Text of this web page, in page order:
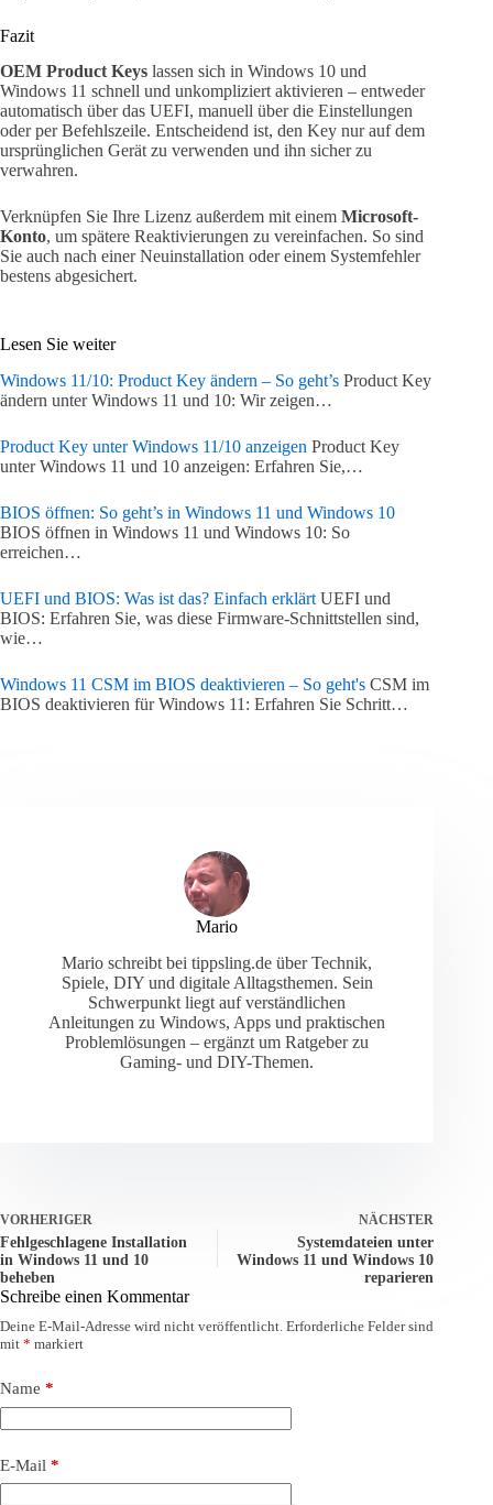
Fazit
OEM Product Keys lassen sich in Windows 10 und
Windows 11 schnell und unkompliziert aktivieren – entweder
automatisch über das UEFI, manuell über die Einstellungen
oder per Befehlszeile. Entscheidend ist, den Key nur auf dem
ursprünglichen Gerät zu verwenden und ihn sicher zu
verwahren.
Verknüpfen Sie Ihre Lizenz außerdem mit einem Microsoft-
Konto, um spätere Reaktivierungen zu vereinfachen. So sind
Sie auch nach einer Neuinstallation oder einem Systemfehler
bestens abgesichert.
Lesen Sie weiter
Windows 11/10: Product Key ändern – So geht’s Product Key
ändern unter Windows 11 und 10: Wir zeigen…
Product Key unter Windows 11/10 anzeigen Product Key
unter Windows 11 und 10 anzeigen: Erfahren Sie,…
BIOS öffnen: So geht’s in Windows 11 und Windows 10
BIOS öffnen in Windows 11 und Windows 10: So
erreichen…
UEFI und BIOS: Was ist das? Einfach erklärt UEFI und
BIOS: Erfahren Sie, was diese Firmware-Schnittstellen sind,
wie…
Windows 11 CSM im BIOS deaktivieren – So geht's CSM im
BIOS deaktivieren für Windows 11: Erfahren Sie Schritt…
Mario
Mario schreibt bei tippsling.de über Technik,
Spiele, DIY und digitale Alltagsthemen. Sein
Schwerpunkt liegt auf verständlichen
Anleitungen zu Windows, Apps und praktischen
Problemlösungen – ergänzt um Ratgeber zu
Gaming- und DIY-Themen.
VORHERIGER
Fehlgeschlagene Installation
in Windows 11 und 10
beheben
NÄCHSTER
Systemdateien unter
Windows 11 und Windows 10
reparieren
Schreibe einen Kommentar
Deine E-Mail-Adresse wird nicht veröffentlicht. Erforderliche Felder sind
mit * markiert
Name *
E-Mail *